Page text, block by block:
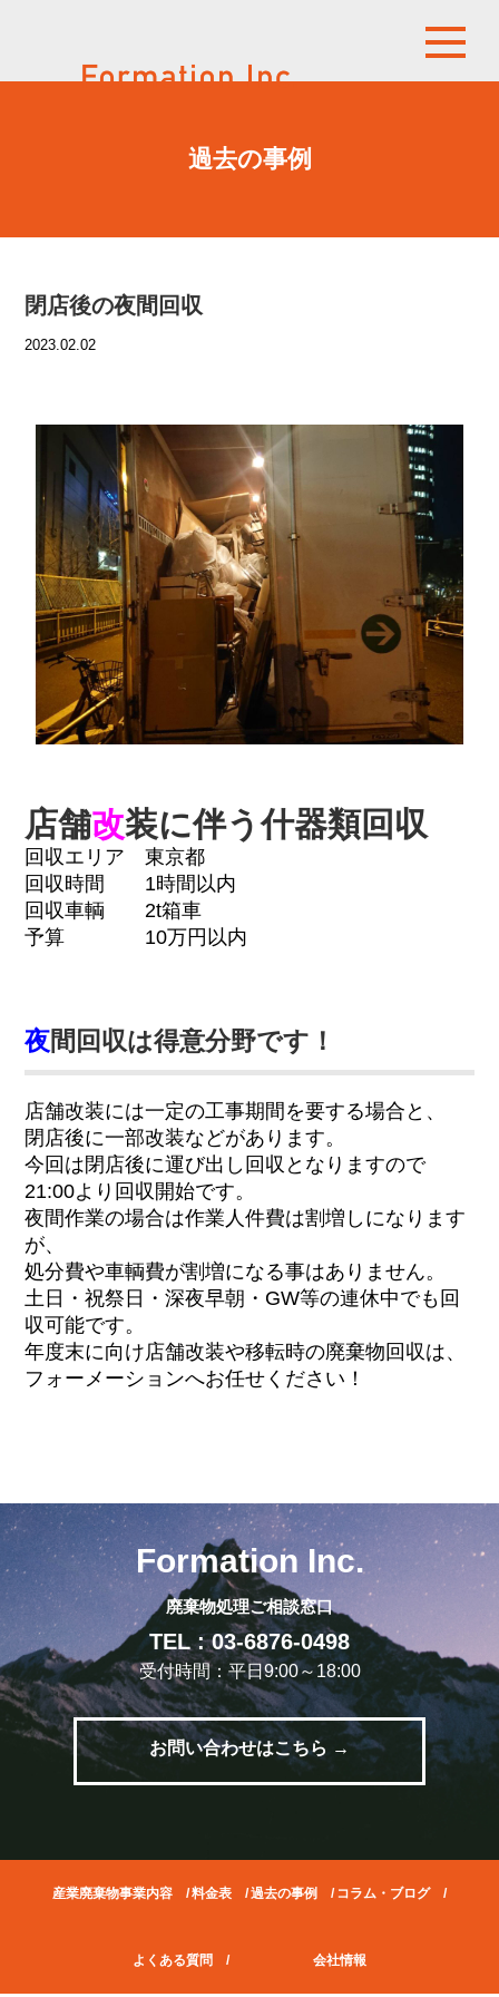
過去の事例
閉店後の夜間回収
2023.02.02
店舗改装に伴う什器類回収
回収エリア 東京都
回収時間 1時間以内
回収車輌 2t箱車
予算 10万円以内
夜間回収は得意分野です！
店舗改装には一定の工事期間を要する場合と、
閉店後に一部改装などがあります。
今回は閉店後に運び出し回収となりますので
21:00より回収開始です。
夜間作業の場合は作業人件費は割増しになります
が、
処分費や車輌費が割増になる事はありません。
土日・祝祭日・深夜早朝・GW等の連休中でも回
収可能です。
年度末に向け店舗改装や移転時の廃棄物回収は、
フォーメーションへお任せください！
Formation Inc.
廃棄物処理ご相談窓口
TEL : 03-6876-0498
受付時間：平日9:00～18:00
お問い合わせはこちら →
産業廃棄物事業内容/料金表/過去の事例 / コラム・ブログ/
よくある質問 / 会社情報